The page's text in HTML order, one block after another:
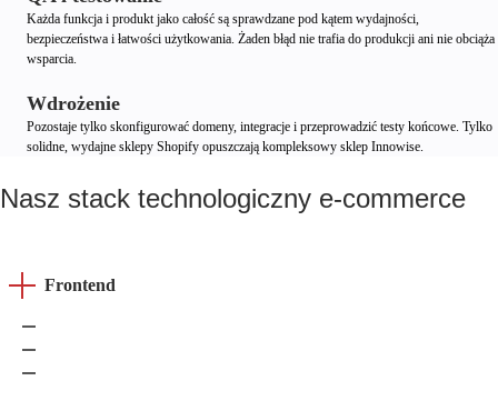
Każda funkcja i produkt jako całość są sprawdzane pod kątem wydajności,
bezpieczeństwa i łatwości użytkowania. Żaden błąd nie trafia do produkcji ani nie obciąża
wsparcia.
Wdrożenie
Pozostaje tylko skonfigurować domeny, integracje i przeprowadzić testy końcowe. Tylko
solidne, wydajne sklepy Shopify opuszczają kompleksowy sklep Innowise.
Nasz stack technologiczny e-commerce
Frontend